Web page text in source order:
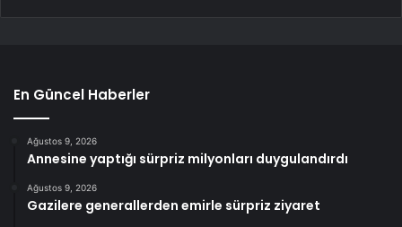
En Güncel Haberler
Ağustos 9, 2026
Annesine yaptığı sürpriz milyonları duygulandırdı
Ağustos 9, 2026
Gazilere generallerden emirle sürpriz ziyaret